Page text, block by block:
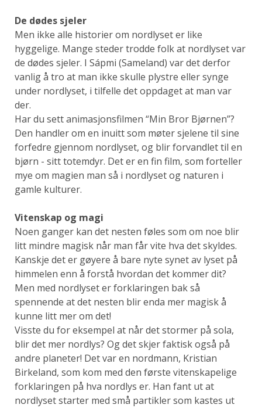
De dødes sjeler
Men ikke alle historier om nordlyset er like
hyggelige. Mange steder trodde folk at nordlyset var
de dødes sjeler. I Sápmi (Sameland) var det derfor
vanlig å tro at man ikke skulle plystre eller synge
under nordlyset, i tilfelle det oppdaget at man var
der.
Har du sett animasjonsfilmen “Min Bror Bjørnen”?
Den handler om en inuitt som møter sjelene til sine
forfedre gjennom nordlyset, og blir forvandlet til en
bjørn - sitt totemdyr. Det er en fin film, som forteller
mye om magien man så i nordlyset og naturen i
gamle kulturer.
Vitenskap og magi
Noen ganger kan det nesten føles som om noe blir
litt mindre magisk når man får vite hva det skyldes.
Kanskje det er gøyere å bare nyte synet av lyset på
himmelen enn å forstå hvordan det kommer dit?
Men med nordlyset er forklaringen bak så
spennende at det nesten blir enda mer magisk å
kunne litt mer om det!
Visste du for eksempel at når det stormer på sola,
blir det mer nordlys? Og det skjer faktisk også på
andre planeter! Det var en nordmann, Kristian
Birkeland, som kom med den første vitenskapelige
forklaringen på hva nordlys er. Han fant ut at
nordlyset starter med små partikler som kastes ut